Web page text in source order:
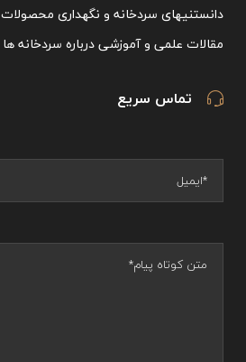
دانستنیهای سردخانه و نگهداری محصولات
مقالات علمی و آموزشی درباره سردخانه ها
تماس سریع